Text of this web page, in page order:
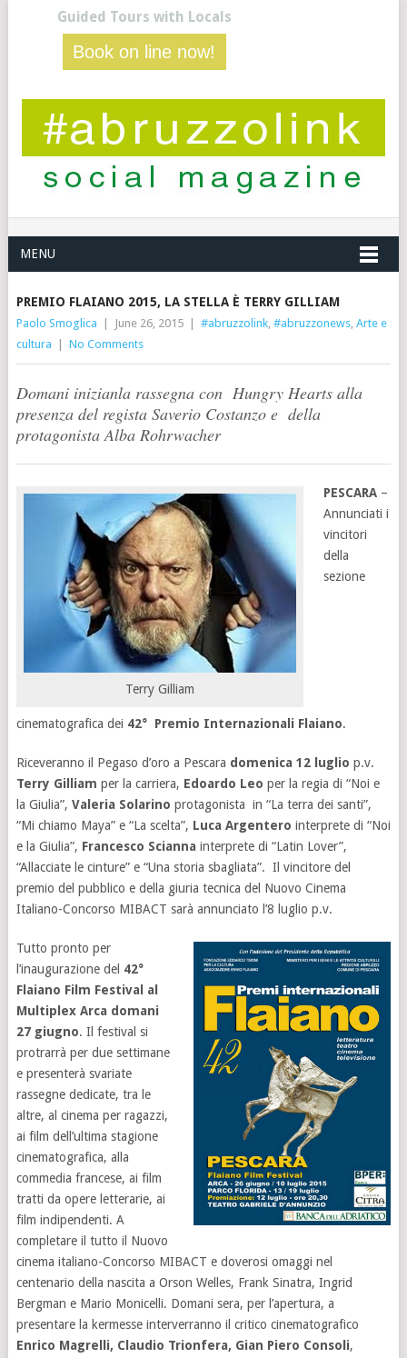
Guided Tours with Locals
Book on line now!
MENU
PREMIO FLAIANO 2015, LA STELLA È TERRY GILLIAM
Paolo Smoglica June 26, 2015 #abruzzolink, #abruzzonews, Arte e
cultura
No Comments
Domani inizianla rassegna con Hungry Hearts alla
presenza del regista Saverio Costanzo e della
protagonista Alba Rohrwacher
Terry Gilliam
PESCARA –
Annunciati i
vincitori
della
sezione
cinematografica dei 42°Premio Internazionali Flaiano.
Riceveranno il Pegaso d’oro a Pescara domenica 12 luglio p.v.
Terry Gilliam per la carriera, Edoardo Leo per la regia di “Noi e
la Giulia”, Valeria Solarino protagonista in “La terra dei santi”,
“Mi chiamo Maya” e “La scelta”, Luca Argentero interprete di “Noi
e la Giulia”, Francesco Scianna interprete di “Latin Lover”,
“Allacciate le cinture” e “Una storia sbagliata”. Il vincitore del
premio del pubblico e della giuria tecnica del Nuovo Cinema
Italiano-Concorso MIBACT sarà annunciato l’8 luglio p.v.
Tutto pronto per
l’inaugurazione del 42°
Flaiano Film Festival al
Multiplex Arca domani
27 giugno. Il festival si
protrarrà per due settimane
e presenterà svariate
rassegne dedicate, tra le
altre, al cinema per ragazzi,
ai film dell’ultima stagione
cinematografica, alla
commedia francese, ai film
tratti da opere letterarie, ai
film indipendenti. A
completare il tutto il Nuovo
cinema italiano-Concorso MIBACT e doverosi omaggi nel
centenario della nascita a Orson Welles, Frank Sinatra, Ingrid
Bergman e Mario Monicelli. Domani sera, per l’apertura, a
presentare la kermesse interverranno il critico cinematografico
Enrico Magrelli, Claudio Trionfera, Gian Piero Consoli,